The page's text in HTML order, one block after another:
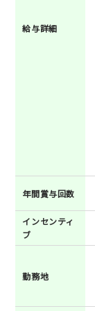
給与詳細
年間賞与回数
インセンティ
ブ
勤務地